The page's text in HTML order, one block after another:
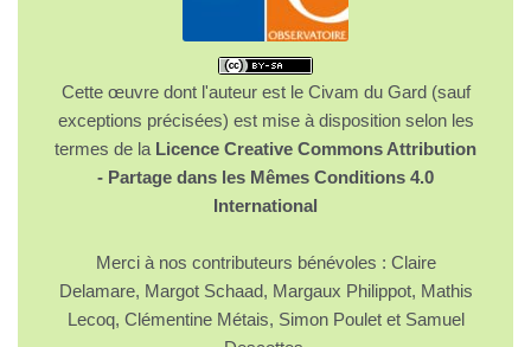
Cette œuvre dont l'auteur est le Civam du Gard (sauf
exceptions précisées) est mise à disposition selon les
termes de la Licence Creative Commons Attribution
- Partage dans les Mêmes Conditions 4.0
International
Merci à nos contributeurs bénévoles : Claire
Delamare, Margot Schaad, Margaux Philippot, Mathis
Lecoq, Clémentine Métais, Simon Poulet et Samuel